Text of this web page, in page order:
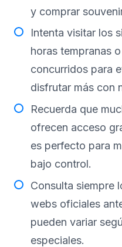
y comprar
Intenta visitar los
horas tempranas
concurridos para
disfrutar más con
Recuerda que
ofrecen acceso
es perfecto para
bajo control.
Consulta siempre
webs oficiales
pueden variar
especiales.